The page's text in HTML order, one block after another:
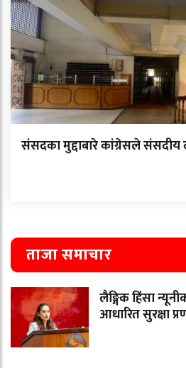
संसदका मुद्दाबारे कांग्रेसले
ताजा समाचार
लैङ्गिक हिंसा
आधारित सुरक्षा